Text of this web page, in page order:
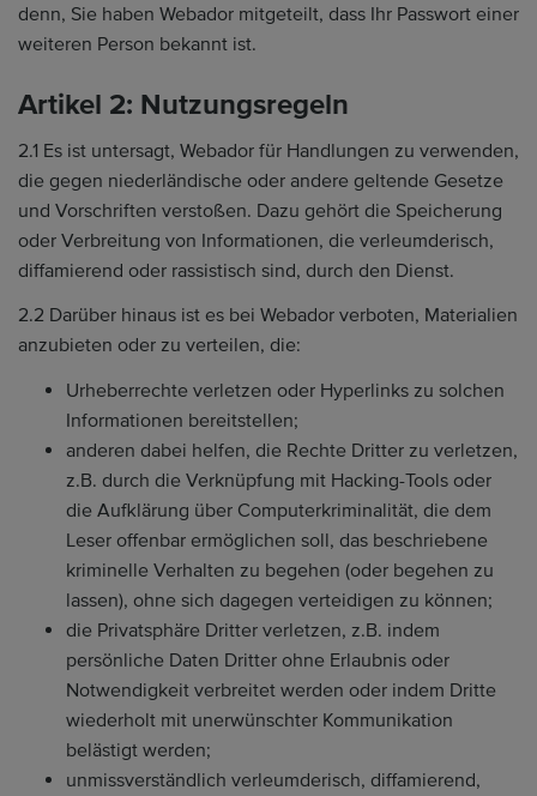
denn, Sie haben Webador mitgeteilt, dass Ihr Passwort einer
weiteren Person bekannt ist.
Artikel 2: Nutzungsregeln
2.1 Es ist untersagt, Webador für Handlungen zu verwenden,
die gegen niederländische oder andere geltende Gesetze
und Vorschriften verstoßen. Dazu gehört die Speicherung
oder Verbreitung von Informationen, die verleumderisch,
diffamierend oder rassistisch sind, durch den Dienst.
2.2 Darüber hinaus ist es bei Webador verboten, Materialien
anzubieten oder zu verteilen, die:
Urheberrechte verletzen oder Hyperlinks zu solchen
Informationen bereitstellen;
anderen dabei helfen, die Rechte Dritter zu verletzen,
z.B. durch die Verknüpfung mit Hacking-Tools oder
die Aufklärung über Computerkriminalität, die dem
Leser offenbar ermöglichen soll, das beschriebene
kriminelle Verhalten zu begehen (oder begehen zu
lassen), ohne sich dagegen verteidigen zu können;
die Privatsphäre Dritter verletzen, z.B. indem
persönliche Daten Dritter ohne Erlaubnis oder
Notwendigkeit verbreitet werden oder indem Dritte
wiederholt mit unerwünschter Kommunikation
belästigt werden;
unmissverständlich verleumderisch, diffamierend,